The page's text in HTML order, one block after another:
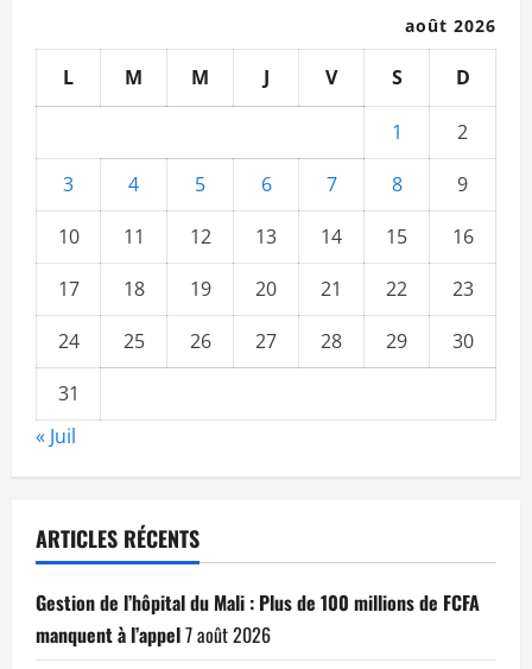
août 2026
L M M J V S D
1
2
3
4 5 6 7 8
9
10
11 12 13 14 15
16
17
18 19 20 21 22
23
24
25 26 27 28 29
30
31
« Juil
ARTICLES RÉCENTS
Gestion de l’hôpital du Mali : Plus de 100 millions de FCFA
manquent à l’appel7 août 2026